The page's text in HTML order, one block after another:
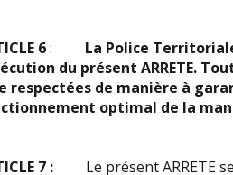
6: La Police
du présent ARRETE.
respectées de manière à
optimal de la
7 : Le présent ARRETE